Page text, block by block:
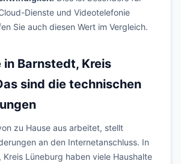
Dienste und Videotelefonie
Sie auch diesen Wert im Vergleich.
Barnstedt, Kreis
sind die technischen
zu Hause aus arbeitet, stellt
an den Internetanschluss. In
Lüneburg haben viele Haushalte